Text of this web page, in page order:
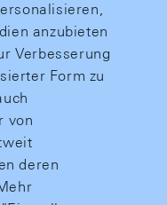
anzubieten
Verbesserung
Form zu
von
deren